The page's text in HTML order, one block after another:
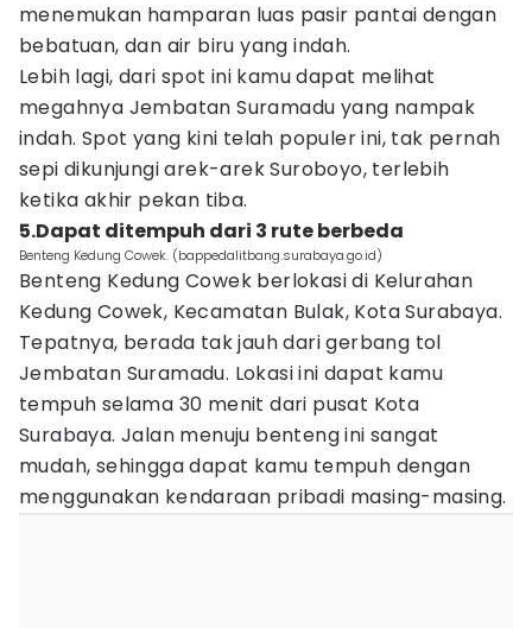
menemukan hamparan luas pasir pantai dengan
bebatuan, dan air biru yang indah.
Lebih lagi, dari spot ini kamu dapat melihat
megahnya Jembatan Suramadu yang nampak
indah. Spot yang kini telah populer ini, tak pernah
sepi dikunjungi arek-arek Suroboyo, terlebih
ketika akhir pekan tiba.
5.Dapat ditempuh dari 3 rute berbeda
Benteng Kedung Cowek. (bappedalitbang.surabaya.go.id)
Benteng Kedung Cowek berlokasi di Kelurahan
Kedung Cowek, Kecamatan Bulak, Kota Surabaya.
Tepatnya, berada tak jauh dari gerbang tol
Jembatan Suramadu. Lokasi ini dapat kamu
tempuh selama 30 menit dari pusat Kota
Surabaya. Jalan menuju benteng ini sangat
mudah, sehingga dapat kamu tempuh dengan
menggunakan kendaraan pribadi masing-masing.